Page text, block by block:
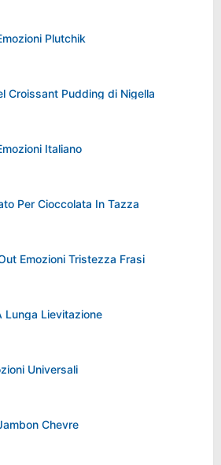
Plutchik
Croissant Pudding di Nigella
Italiano
Per Cioccolata In Tazza
Emozioni Tristezza Frasi
Lunga Lievitazione
Universali
Chevre